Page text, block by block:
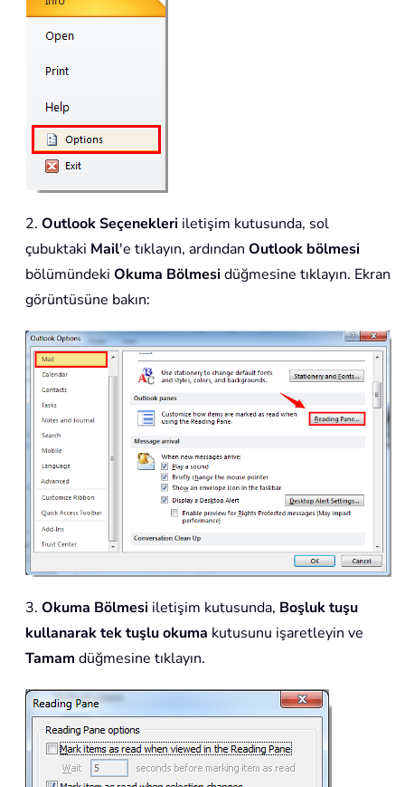
2. Outlook Seçenekleri iletişim kutusunda, sol
çubuktaki Mail'e tıklayın, ardından Outlook bölmesi
bölümündeki Okuma Bölmesi düğmesine tıklayın. Ekran
görüntüsüne bakın:
3. Okuma Bölmesi iletişim kutusunda, Boşluk tuşu
kullanarak tek tuşlu okuma kutusunu işaretleyin ve
Tamam düğmesine tıklayın.